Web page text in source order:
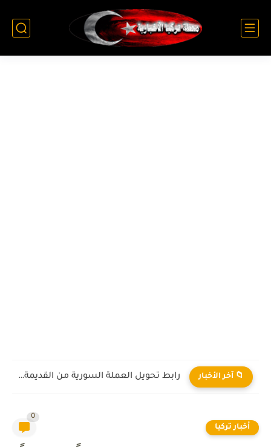
📁 آخر الأخبار رابط تحويل العملة السورية من القديمة إلى الجديدة 2026
أخبار تركيا
0